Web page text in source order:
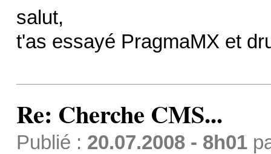
salut,
t'as essayé PragmaMX et
Re: Cherche CMS...
Publié : 20.07.2008 - 8h01